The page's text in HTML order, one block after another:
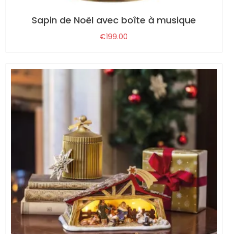
Sapin de Noël avec boîte à musique
€199.00